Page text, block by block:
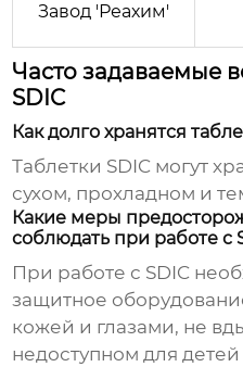
Завод 'Реахим'
Часто задаваемые
SDIC
Как долго хранятся
Таблетки SDIC могут
сухом, прохладном и
Какие меры
соблюдать при работе с
При работе с SDIC
защитное
кожей и глазами, не
недоступном для детей